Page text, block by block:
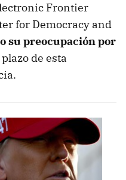
Frontier
for Democracy and
su preocupación por
de esta